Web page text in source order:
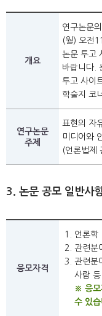
개요
연구논문
(월) 오전
논문 투고
바랍니다.
투고 사이
학술지 코
연구논문
주제
표현의 자
미디어와
(언론법제
3. 논문 공모 일반사
응모자격
언론학
관련분
관련분
사람 등
※ 응모
수 있습